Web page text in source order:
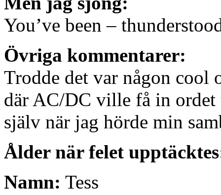
You’ve been –
Övriga kommentarer:
Trodde det var någon cool
där AC/DC ville få in
själv när jag hörde min
Ålder när felet
Namn: Tess